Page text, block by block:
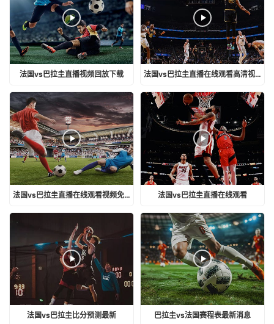
法国vs巴拉圭直播视频回放下载 法国vs巴拉圭直播在线观看高清视频
法国vs巴拉圭直播在线观看视频免费 法国vs巴拉圭直播在线观看
法国vs巴拉圭比分预测最新 巴拉圭vs法国赛程表最新消息